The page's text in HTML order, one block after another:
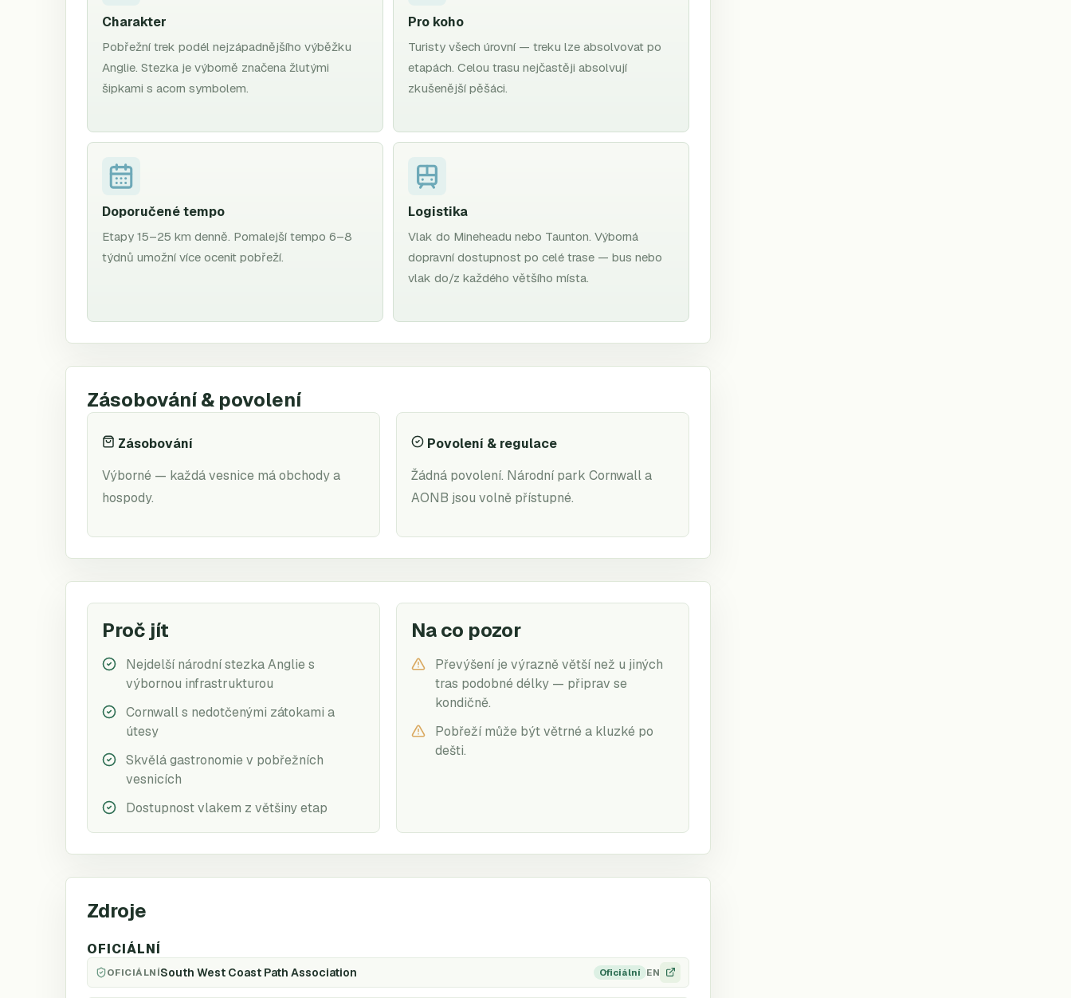
Charakter
Pobřežní trek podél nejzápadnějšího výběžku
Anglie. Stezka je výborně značena žlutými
šipkami s acorn symbolem.
Pro koho
Turisty všech úrovní — treku lze absolvovat po
etapách. Celou trasu nejčastěji absolvují
zkušenější pěšáci.
Doporučené tempo
Etapy 15–25 km denně. Pomalejší tempo 6–8
týdnů umožní více ocenit pobřeží.
Logistika
Vlak do Mineheadu nebo Taunton. Výborná
dopravní dostupnost po celé trase — bus nebo
vlak do/z každého většího místa.
Zásobování & povolení
Zásobování
Výborné — každá vesnice má obchody a
hospody.
Povolení & regulace
Žádná povolení. Národní park Cornwall a
AONB jsou volně přístupné.
Proč jít
Nejdelší národní stezka Anglie s
výbornou infrastrukturou
Cornwall s nedotčenými zátokami a
útesy
Skvělá gastronomie v pobřežních
vesnicích
Dostupnost vlakem z většiny etap
Na co pozor
Převýšení je výrazně větší než u jiných
tras podobné délky — připrav se
kondičně.
Pobřeží může být větrné a kluzké po
dešti.
Zdroje
OFICIÁLNÍ
OFICIÁLNÍSouth West Coast Path Association Oficiální EN